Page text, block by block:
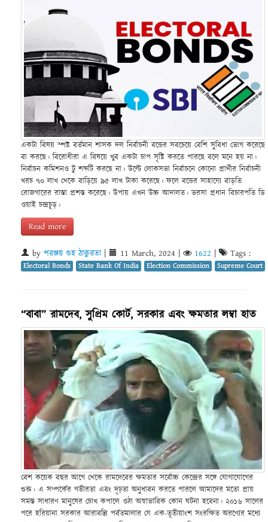
একটা বিষয় স্পষ্ট বর্তমান শাসক দল নির্বাচনী বন্ডের সবচেয়ে বেশি সুবিধা ভোগ করেছে
বা করছে। বিরোধীরা এ বিষয়ে খুব একটা চাপ সৃষ্টি করতে পারছে বলে মনে হয় না।
নির্বাচন কমিশনও টু শব্দটি করছে না। উল্টে লোকসভা নির্বাচনে কোনো প্রার্থীর নির্বাচনী
খরচ ৭০ লাখ থেকে বাড়িয়ে ৯৫ লাখ টাকা করেছে। ফলে বন্ডের সাহায্যে বাড়তি
রোজগারের রাস্তা প্রশস্ত করেছে। উপায় এখন উচ্চ আদালত। ভরসা প্রধান বিচারপতি ডি
ওয়াই চন্দ্রচূড়।
Read more
by পরঞ্জয় গুহ ঠাকুরতা | 11 March, 2024 | 1622 | Tags :
Electoral Bonds State Bank Of India Election Commission Supreme Court
“বাবা” রামদেব, সুপ্রিম কোর্ট, সরকার এবং ক্ষমতার লম্বা হাত
বেশ কয়েক বছর আগে থেকে রামদেবের ক্ষমতার সর্বোচ্চ কেন্দ্রের সঙ্গে যোগাযোগের
শুরু। এ সম্পর্কের গভীরতা এবং দৃঢ়তা অনুধাবন করতে পারলে আমাদের মতো প্রায়
সমস্ত সাধারণ মানুষের চোখ কপালে ওঠা অস্বাভাবিক কোন ঘটনা হবেনা। ২০১৬ সালের
পরে হরিয়ানা সরকার আরাবল্লি পর্বতমালার যে এক-তৃতীয়াংশ সংরক্ষিত অরণ্যের মধ্যে